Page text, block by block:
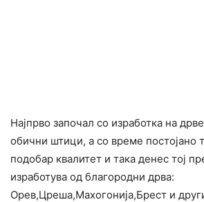
Најпрво започал со изработка на
обични штици, а со време постојано
подобар квалитет и така денес тој
изработува од благородни дрва:
Орев,Цреша,Махогонија,Брест и